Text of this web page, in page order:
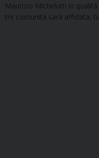
Maurizio Michelutti in
tre comunità sarà affidata,